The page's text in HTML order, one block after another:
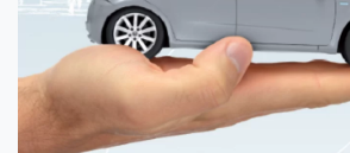
contato@dablan.com.br